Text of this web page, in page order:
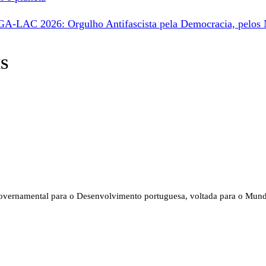
LAC 2026: Orgulho Antifascista pela Democracia, pelos
para o Desenvolvimento portuguesa, voltada para o